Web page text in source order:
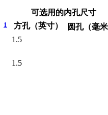
可选用的内孔尺寸
1 方孔（英寸） 圆孔（毫
1.5
1.5